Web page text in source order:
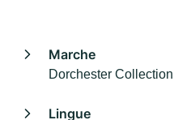
Marche
Dorchester Collection
Lingue